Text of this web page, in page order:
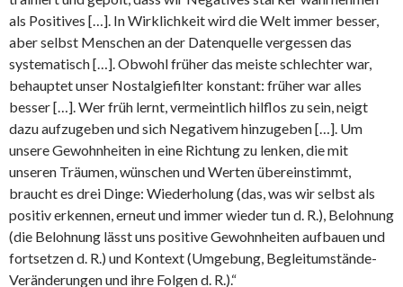
als Positives […]. In Wirklichkeit wird die Welt immer besser,
aber selbst Menschen an der Datenquelle vergessen das
systematisch […]. Obwohl früher das meiste schlechter war,
behauptet unser Nostalgiefilter konstant: früher war alles
besser […]. Wer früh lernt, vermeintlich hilflos zu sein, neigt
dazu aufzugeben und sich Negativem hinzugeben […]. Um
unsere Gewohnheiten in eine Richtung zu lenken, die mit
unseren Träumen, wünschen und Werten übereinstimmt,
braucht es drei Dinge: Wiederholung (das, was wir selbst als
positiv erkennen, erneut und immer wieder tun d. R.), Belohnung
(die Belohnung lässt uns positive Gewohnheiten aufbauen und
fortsetzen d. R.) und Kontext (Umgebung, Begleitumstände-
Veränderungen und ihre Folgen d. R.).“